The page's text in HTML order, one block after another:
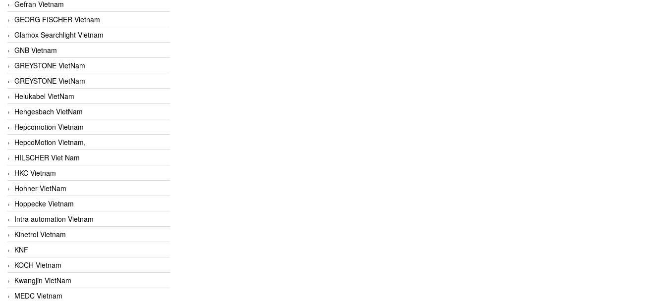
Gefran Vietnam
GEORG FISCHER Vietnam
Glamox Searchlight Vietnam
GNB Vietnam
GREYSTONE VietNam
GREYSTONE VietNam
Helukabel VietNam
Hengesbach VietNam
Hepcomotion Vietnam
HepcoMotion Vietnam,
HILSCHER Viet Nam
HKC Vietnam
Hohner VietNam
Hoppecke Vietnam
Intra automation Vietnam
Kinetrol Vietnam
KNF
KOCH Vietnam
Kwangjin VietNam
MEDC Vietnam